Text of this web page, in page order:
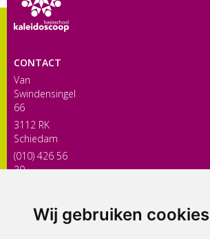
Wij gebruiken cookies
CONTACT
Van
Swindensingel
66
3112 RK
Schiedam
(010) 426 56
30
ONDERDEEL VAN